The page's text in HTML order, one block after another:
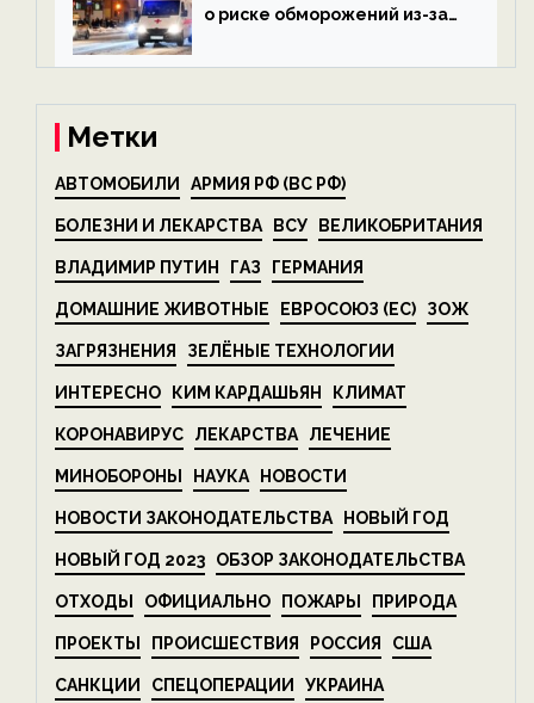
о риске обморожений из-за
на ECOportal
Метки
АВТОМОБИЛИ АРМИЯ РФ (ВС РФ)
БОЛЕЗНИ И ЛЕКАРСТВА ВСУ ВЕЛИКОБРИТАНИЯ
ВЛАДИМИР ПУТИН ГАЗ ГЕРМАНИЯ
ДОМАШНИЕ ЖИВОТНЫЕ ЕВРОСОЮЗ (ЕС) ЗОЖ
ЗАГРЯЗНЕНИЯ ЗЕЛЁНЫЕ ТЕХНОЛОГИИ
ИНТЕРЕСНО КИМ КАРДАШЬЯН КЛИМАТ
КОРОНАВИРУС ЛЕКАРСТВА ЛЕЧЕНИЕ
МИНОБОРОНЫ НАУКА НОВОСТИ
НОВОСТИ ЗАКОНОДАТЕЛЬСТВА НОВЫЙ ГОД
НОВЫЙ ГОД 2023 ОБЗОР ЗАКОНОДАТЕЛЬСТВА
ОТХОДЫ ОФИЦИАЛЬНО ПОЖАРЫ ПРИРОДА
ПРОЕКТЫ ПРОИСШЕСТВИЯ РОССИЯ США
САНКЦИИ СПЕЦОПЕРАЦИИ УКРАИНА